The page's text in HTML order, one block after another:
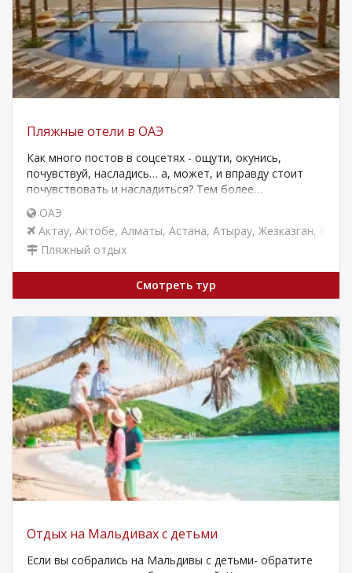
Пляжные отели в ОАЭ
Как много постов в соцсетях - ощути, окунись,
почувствуй, насладись… а, может, и вправду стоит
почувствовать и насладиться? Тем более…
ОАЭ
Актау, Актобе, Алматы, Астана, Атырау, Жезказган,
Пляжный отдых
Смотреть тур
Отдых на Мальдивах с детьми
Если вы собрались на Мальдивы с детьми- обратите